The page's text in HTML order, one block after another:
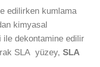
edilirken kumlama
kimyasal
ile dekontamine edilir
SLA yüzey, SLA